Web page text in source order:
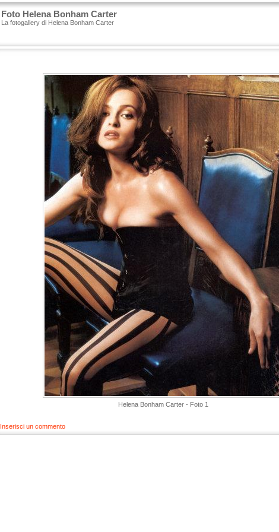
Foto Helena Bonham Carter
La fotogallery di Helena Bonham Carter
Helena Bonham Carter - Foto 1
Inserisci un commento